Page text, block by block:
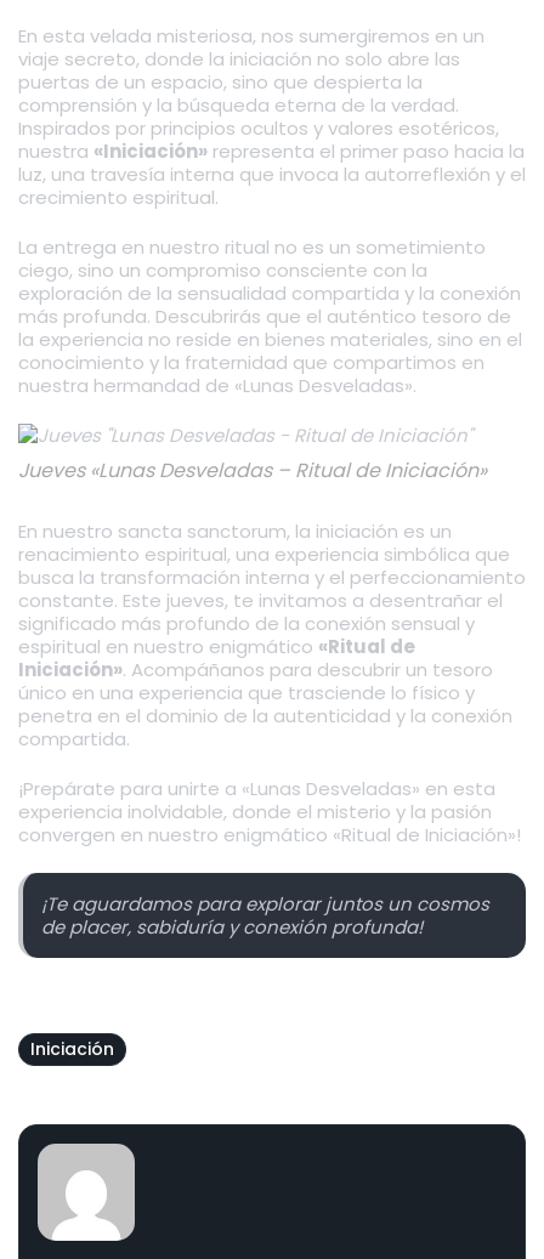
En esta velada misteriosa, nos sumergiremos en un
viaje secreto, donde la iniciación no solo abre las
puertas de un espacio, sino que despierta la
comprensión y la búsqueda eterna de la verdad.
Inspirados por principios ocultos y valores esotéricos,
nuestra «Iniciación» representa el primer paso hacia la
luz, una travesía interna que invoca la autorreflexión y el
crecimiento espiritual.
La entrega en nuestro ritual no es un sometimiento
ciego, sino un compromiso consciente con la
exploración de la sensualidad compartida y la conexión
más profunda. Descubrirás que el auténtico tesoro de
la experiencia no reside en bienes materiales, sino en el
conocimiento y la fraternidad que compartimos en
nuestra hermandad de «Lunas Desveladas».
Jueves «Lunas Desveladas – Ritual de Iniciación»
En nuestro sancta sanctorum, la iniciación es un
renacimiento espiritual, una experiencia simbólica que
busca la transformación interna y el perfeccionamiento
constante. Este jueves, te invitamos a desentrañar el
significado más profundo de la conexión sensual y
espiritual en nuestro enigmático «Ritual de
Iniciación». Acompáñanos para descubrir un tesoro
único en una experiencia que trasciende lo físico y
penetra en el dominio de la autenticidad y la conexión
compartida.
¡Prepárate para unirte a «Lunas Desveladas» en esta
experiencia inolvidable, donde el misterio y la pasión
convergen en nuestro enigmático «Ritual de Iniciación»!
¡Te aguardamos para explorar juntos un cosmos
de placer, sabiduría y conexión profunda!
Iniciación